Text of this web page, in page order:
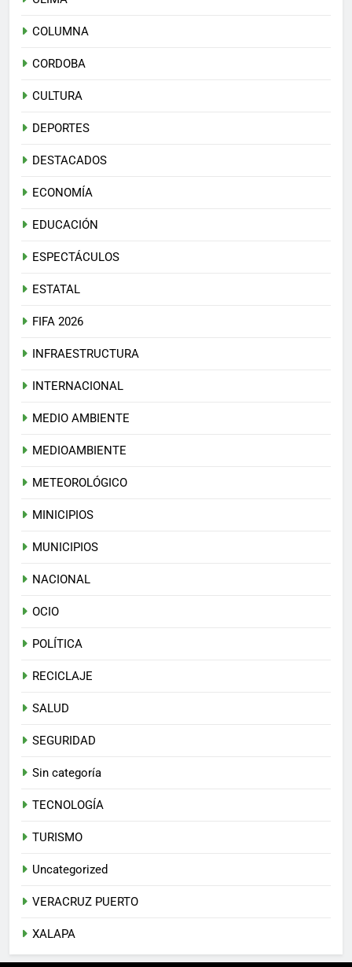
COLUMNA
CORDOBA
CULTURA
DEPORTES
DESTACADOS
ECONOMÍA
EDUCACIÓN
ESPECTÁCULOS
ESTATAL
FIFA 2026
INFRAESTRUCTURA
INTERNACIONAL
MEDIO AMBIENTE
MEDIOAMBIENTE
METEOROLÓGICO
MINICIPIOS
MUNICIPIOS
NACIONAL
OCIO
POLÍTICA
RECICLAJE
SALUD
SEGURIDAD
Sin categoría
TECNOLOGÍA
TURISMO
Uncategorized
VERACRUZ PUERTO
XALAPA